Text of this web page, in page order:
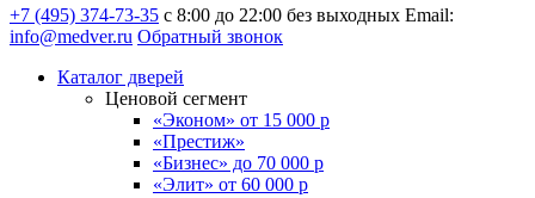
+7 (495) 374-73-35 с 8:00 до 22:00 без выходных Email:
info@medver.ru Обратный звонок
Каталог дверей
Ценовой сегмент
«Эконом» от 15 000 р
«Престиж»
«Бизнес» до 70 000 р
«Элит» от 60 000 р